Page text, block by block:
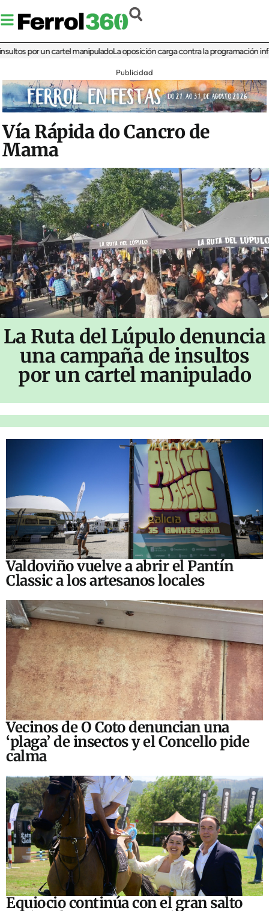
por un cartel manipuladoLa oposición carga contra la programación infantil
Publicidad
Vía Rápida do Cancro de
Mama
La Ruta del Lúpulo denuncia
una campaña de insultos
por un cartel manipulado
Valdoviño vuelve a abrir el Pantín
Classic a los artesanos locales
Vecinos de O Coto denuncian una
‘plaga’ de insectos y el Concello pide
calma
Equiocio continúa con el gran salto